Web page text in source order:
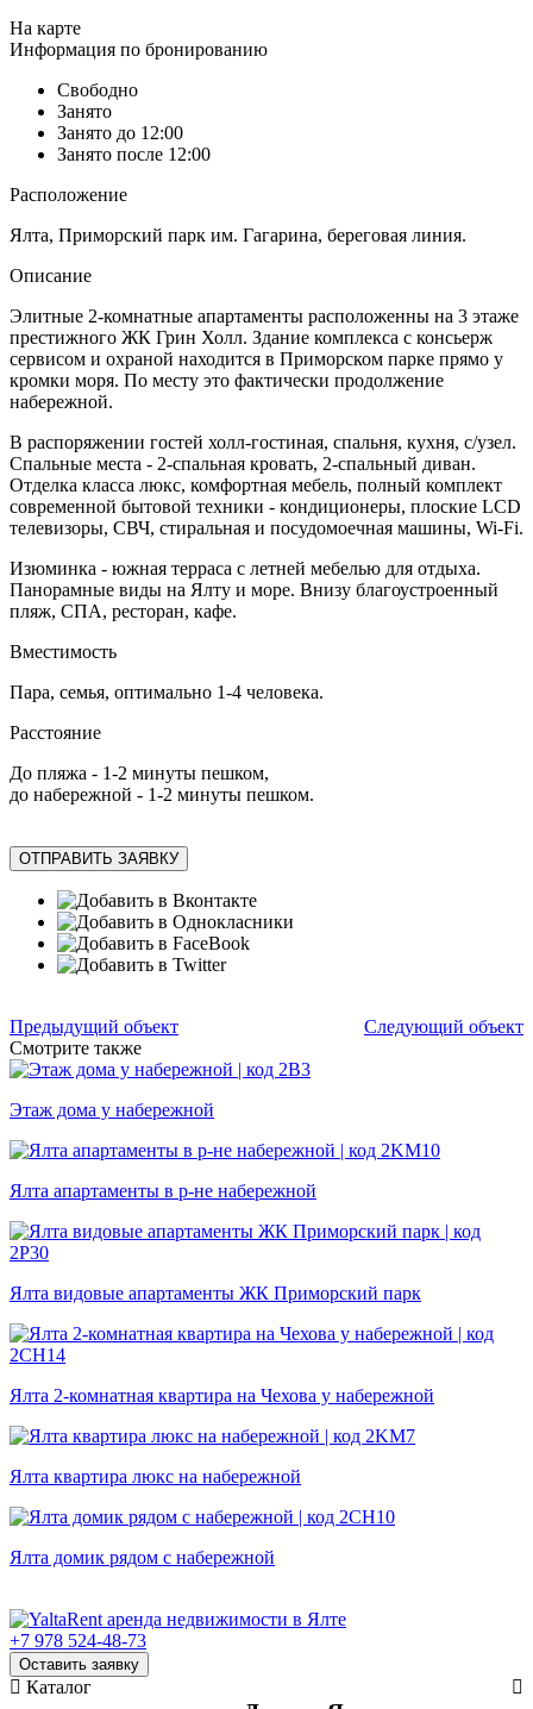
На карте
Информация по бронированию
Свободно
Занято
Занято до 12:00
Занято после 12:00
Расположение
Ялта, Приморский парк им. Гагарина, береговая линия.
Описание
Элитные 2-комнатные апартаменты расположенны на 3 этаже
престижного ЖК Грин Холл. Здание комплекса с консьерж
сервисом и охраной находится в Приморском парке прямо у
кромки моря. По месту это фактически продолжение
набережной.
В распоряжении гостей холл-гостиная, спальня, кухня, с/узел.
Спальные места - 2-спальная кровать, 2-спальный диван.
Отделка класса люкс, комфортная мебель, полный комплект
современной бытовой техники - кондиционеры, плоские LCD
телевизоры, СВЧ, стиральная и посудомоечная машины, Wi-Fi.
Изюминка - южная терраса с летней мебелью для отдыха.
Панорамные виды на Ялту и море. Внизу благоустроенный
пляж, СПА, ресторан, кафе.
Вместимость
Пара, семья, оптимально 1-4 человека.
Расстояние
До пляжа - 1-2 минуты пешком,
до набережной - 1-2 минуты пешком.
ОТПРАВИТЬ ЗАЯВКУ
Предыдущий объект
Следующий объект
Смотрите также
Этаж дома у набережной
Ялта апартаменты в р-не набережной
Ялта видовые апартаменты ЖК Приморский парк
Ялта 2-комнатная квартира на Чехова у набережной
Ялта квартира люкс на набережной
Ялта домик рядом с набережной
+7 978 524-48-73
Оставить заявку
Каталог